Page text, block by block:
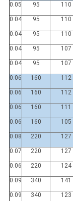
110
95
0.05
110
95
0.04
110
95
0.04
107
95
0.04
107
95
0.04
112
160
0.06
112
160
0.06
111
160
0.06
105
160
0.06
127
220
0.08
127
220
0.07
124
220
0.06
141
340
0.09
123
340
0.09